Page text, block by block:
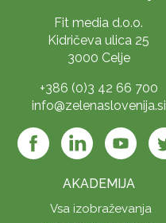
Fit media d.o.o.
Kidričeva ulica 25
3000 Celje
+386 (0)3 42 66 700
info@zelenaslovenija.si
AKADEMIJA
Vsa izobraževanja